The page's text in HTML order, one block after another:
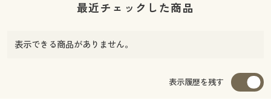
最近チェックした商品
表示できる商品がありません。
表示履歴を残す